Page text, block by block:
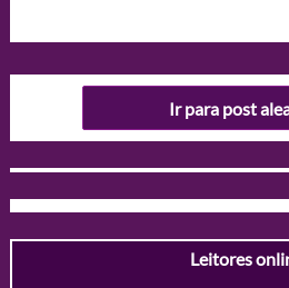
Ir para post
Leitores